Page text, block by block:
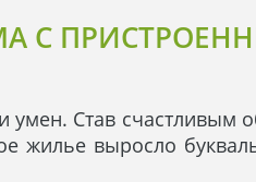
С
умен. Став счастливым
выросло